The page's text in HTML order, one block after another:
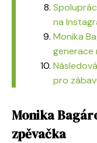
na
Monika
generace
pro
Monika
zpěvačka